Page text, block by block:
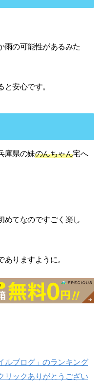
雨の可能性があるみた
安心です。
庫県の妹のんちゃん宅へ
めてなのですごく楽し
りますように。
ルブログ」のランキング
リックありがとうござい